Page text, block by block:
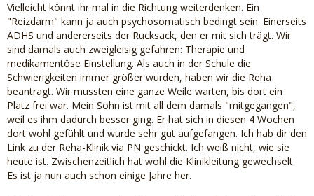
Vielleicht könnt ihr mal in die Richtung weiterdenken. Ein
"Reizdarm" kann ja auch psychosomatisch bedingt sein. Einerseits
ADHS und andererseits der Rucksack, den er mit sich trägt. Wir
sind damals auch zweigleisig gefahren: Therapie und
medikamentöse Einstellung. Als auch in der Schule die
Schwierigkeiten immer größer wurden, haben wir die Reha
beantragt. Wir mussten eine ganze Weile warten, bis dort ein
Platz frei war. Mein Sohn ist mit all dem damals "mitgegangen",
weil es ihm dadurch besser ging. Er hat sich in diesen 4 Wochen
dort wohl gefühlt und wurde sehr gut aufgefangen. Ich hab dir den
Link zu der Reha-Klinik via PN geschickt. Ich weiß nicht, wie sie
heute ist. Zwischenzeitlich hat wohl die Klinikleitung gewechselt.
Es ist ja nun auch schon einige Jahre her.